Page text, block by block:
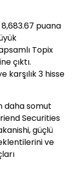
8,683.67 puana
Topix
çıktı.
karşılık 3 hisse
daha somut
Securities
güçlü
ve